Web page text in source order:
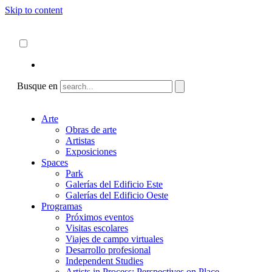
Skip to content
Busque en
Arte
Obras de arte
Artistas
Exposiciones
Spaces
Park
Galerías del Edificio Este
Galerías del Edificio Oeste
Programas
Próximos eventos
Visitas escolares
Viajes de campo virtuales
Desarrollo profesional
Independent Studies